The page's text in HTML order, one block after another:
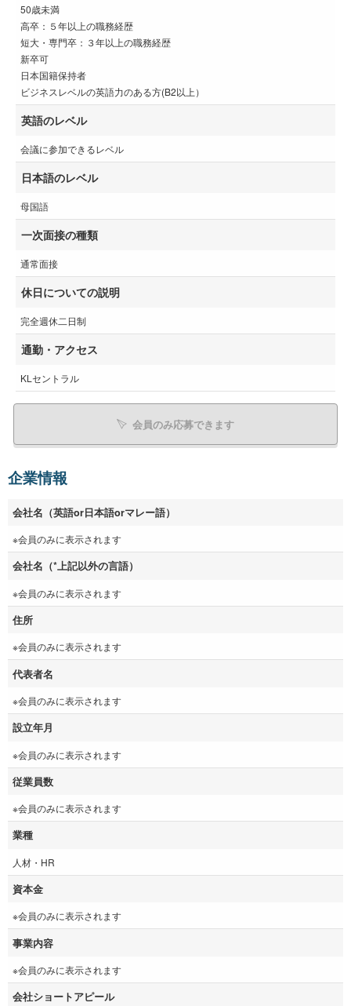
50歳未満
高卒：５年以上の職務経歴
短大・専門卒：３年以上の職務経歴
新卒可
日本国籍保持者
ビジネスレベルの英語力のある方(B2以上）
英語のレベル
会議に参加できるレベル
日本語のレベル
母国語
一次面接の種類
通常面接
休日についての説明
完全週休二日制
通勤・アクセス
KLセントラル
会員のみ応募できます
企業情報
会社名（英語or日本語orマレー語）
※会員のみに表示されます
会社名（*上記以外の言語）
※会員のみに表示されます
住所
※会員のみに表示されます
代表者名
※会員のみに表示されます
設立年月
※会員のみに表示されます
従業員数
※会員のみに表示されます
業種
人材・HR
資本金
※会員のみに表示されます
事業内容
※会員のみに表示されます
会社ショートアピール